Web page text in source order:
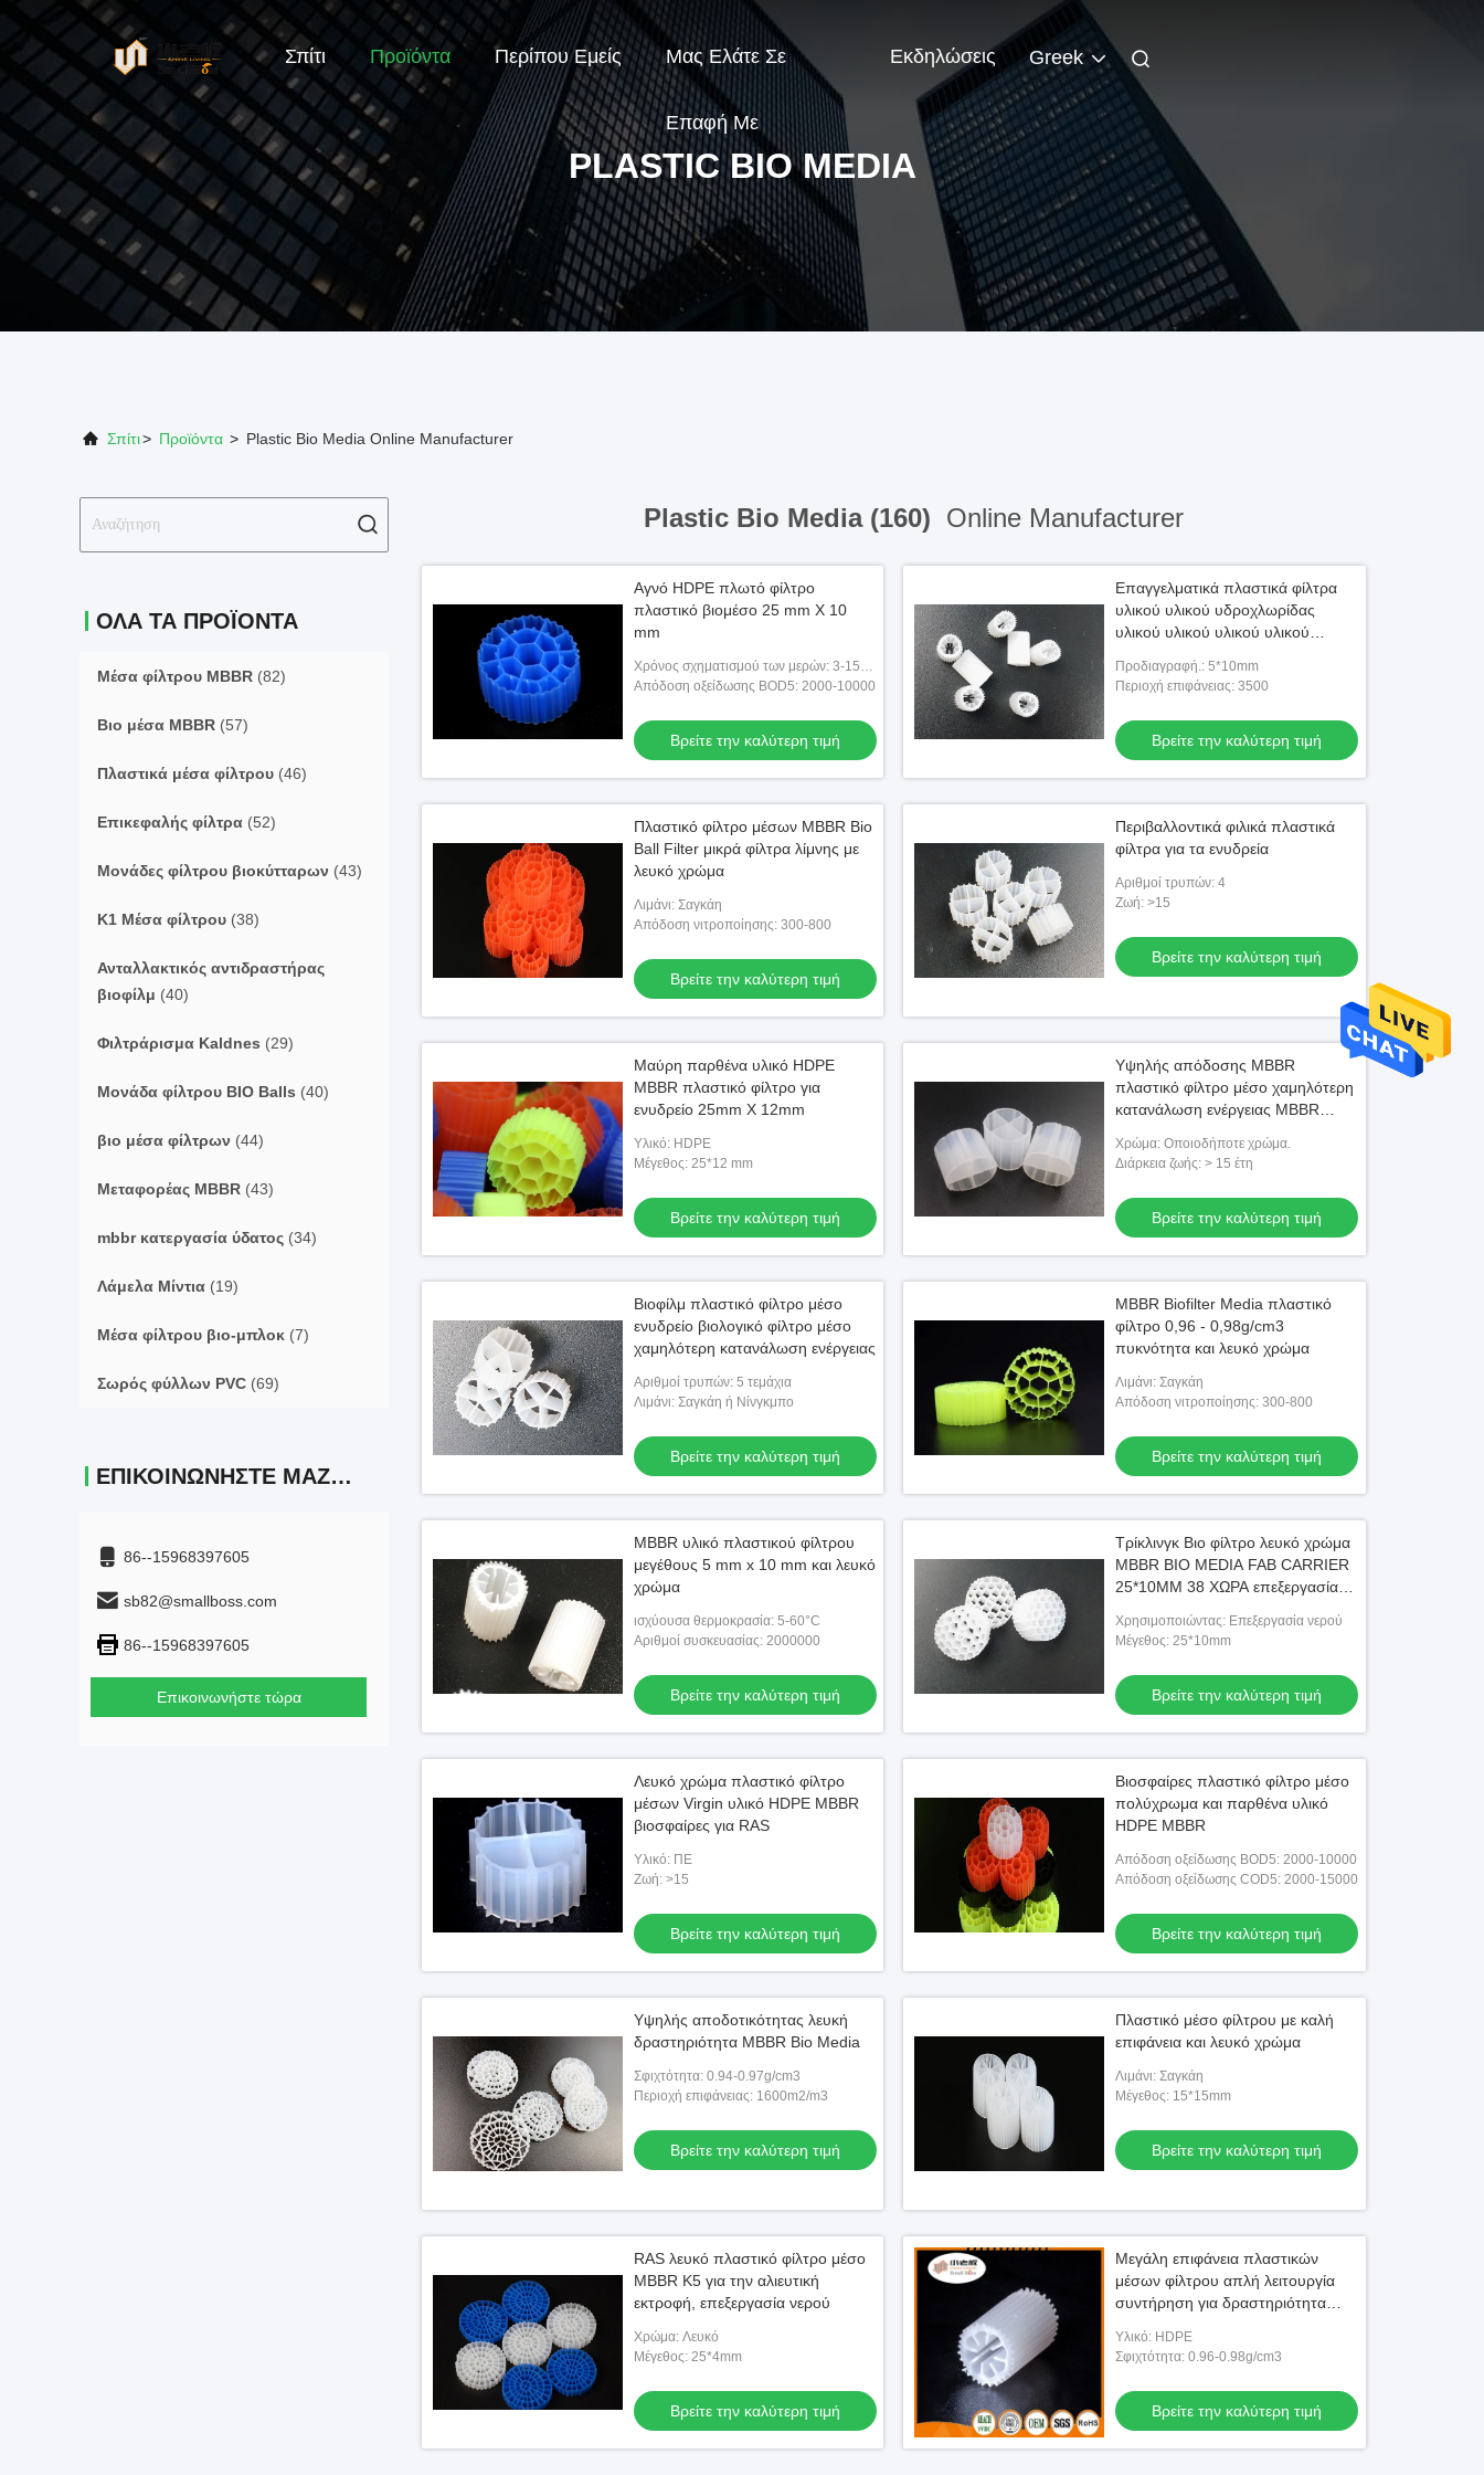
Σπίτι Προϊόντα Περίπου Εμείς Μας Ελάτε Σε
Επαφή Με
Εκδηλώσεις Greek
PLASTIC BIO MEDIA
Σπίτι> Προϊόντα > Plastic Bio Media Online Manufacturer
ΟΛΑ ΤΑ ΠΡΟΪΌΝΤΑ
Μέσα φίλτρου MBBR (82)
Βιο μέσα MBBR (57)
Πλαστικά μέσα φίλτρου (46)
Επικεφαλής φίλτρα (52)
Μονάδες φίλτρου βιοκύτταρων (43)
Κ1 Μέσα φίλτρου (38)
Ανταλλακτικός αντιδραστήρας
βιοφίλμ (40)
Φιλτράρισμα Kaldnes (29)
Μονάδα φίλτρου BIO Balls (40)
βιο μέσα φίλτρων (44)
Μεταφορέας MBBR (43)
mbbr κατεργασία ύδατος (34)
Λάμελα Μίντια (19)
Μέσα φίλτρου βιο-μπλοκ (7)
Σωρός φύλλων PVC (69)
ΕΠΙΚΟΙΝΩΝΉΣΤΕ ΜΑΖΊ ΜΑΣ.
86--15968397605
sb82@smallboss.com
86--15968397605
Επικοινωνήστε τώρα
Plastic Bio Media (160) Online Manufacturer
Αγνό HDPE πλωτό φίλτρο
πλαστικό βιομέσο 25 mm X 10
mm
Χρόνος σχηματισμού των μερών: 3-15
ημέρες
Απόδοση οξείδωσης BOD5: 2000-10000
Βρείτε την καλύτερη τιμή
Επαγγελματικά πλαστικά φίλτρα
υλικού υλικού υδροχλωρίδας
υλικού υλικού υλικού υλικού
υλικού υλικού υλικού
Προδιαγραφή.: 5*10mm
Περιοχή επιφάνειας: 3500
Βρείτε την καλύτερη τιμή
Πλαστικό φίλτρο μέσων MBBR Bio
Ball Filter μικρά φίλτρα λίμνης με
λευκό χρώμα
Λιμάνι: Σαγκάη
Απόδοση νιτροποίησης: 300-800
Βρείτε την καλύτερη τιμή
Περιβαλλοντικά φιλικά πλαστικά
φίλτρα για τα ενυδρεία
Αριθμοί τρυπών: 4
Ζωή: >15
Βρείτε την καλύτερη τιμή
Μαύρη παρθένα υλικό HDPE
MBBR πλαστικό φίλτρο για
ενυδρείο 25mm X 12mm
Υλικό: HDPE
Μέγεθος: 25*12 mm
Βρείτε την καλύτερη τιμή
Υψηλής απόδοσης MBBR
πλαστικό φίλτρο μέσο χαμηλότερη
κατανάλωση ενέργειας MBBR
Χρώμα: Οποιοδήποτε χρώμα.
Διάρκεια ζωής: > 15 έτη
Βρείτε την καλύτερη τιμή
Βιοφίλμ πλαστικό φίλτρο μέσο
ενυδρείο βιολογικό φίλτρο μέσο
χαμηλότερη κατανάλωση ενέργειας
Αριθμοί τρυπών: 5 τεμάχια
Λιμάνι: Σαγκάη ή Νίνγκμπο
Βρείτε την καλύτερη τιμή
MBBR Biofilter Media πλαστικό
φίλτρο 0,96 - 0,98g/cm3
πυκνότητα και λευκό χρώμα
Λιμάνι: Σαγκάη
Απόδοση νιτροποίησης: 300-800
Βρείτε την καλύτερη τιμή
MBBR υλικό πλαστικού φίλτρου
μεγέθους 5 mm x 10 mm και λευκό
χρώμα
ισχύουσα θερμοκρασία: 5-60°C
Αριθμοί συσκευασίας: 2000000
Βρείτε την καλύτερη τιμή
Τρίκλινγκ Βιο φίλτρο λευκό χρώμα
MBBR BIO MEDIA FAB CARRIER
25*10MM 38 ΧΩΡΑ επεξεργασία
Χρησιμοποιώντας: Επεξεργασία νερού
Μέγεθος: 25*10mm
Βρείτε την καλύτερη τιμή
Λευκό χρώμα πλαστικό φίλτρο
μέσων Virgin υλικό HDPE MBBR
βιοσφαίρες για RAS
Υλικό: ΠΕ
Ζωή: >15
Βρείτε την καλύτερη τιμή
Βιοσφαίρες πλαστικό φίλτρο μέσο
πολύχρωμα και παρθένα υλικό
HDPE MBBR
Απόδοση οξείδωσης BOD5: 2000-10000
Απόδοση οξείδωσης COD5: 2000-15000
Βρείτε την καλύτερη τιμή
Υψηλής αποδοτικότητας λευκή
δραστηριότητα MBBR Bio Media
Σφιχτότητα: 0.94-0.97g/cm3
Περιοχή επιφάνειας: 1600m2/m3
Βρείτε την καλύτερη τιμή
Πλαστικό μέσο φίλτρου με καλή
επιφάνεια και λευκό χρώμα
Λιμάνι: Σαγκάη
Μέγεθος: 15*15mm
Βρείτε την καλύτερη τιμή
RAS λευκό πλαστικό φίλτρο μέσο
MBBR K5 για την αλιευτική
εκτροφή, επεξεργασία νερού
Χρώμα: Λευκό
Μέγεθος: 25*4mm
Βρείτε την καλύτερη τιμή
Μεγάλη επιφάνεια πλαστικών
μέσων φίλτρου απλή λειτουργία
συντήρηση για δραστηριότητα
Υλικό: HDPE
Σφιχτότητα: 0.96-0.98g/cm3
Βρείτε την καλύτερη τιμή